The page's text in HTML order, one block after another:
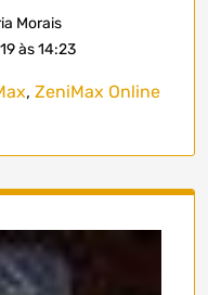
Morais
às 14:23
, ZeniMax Online